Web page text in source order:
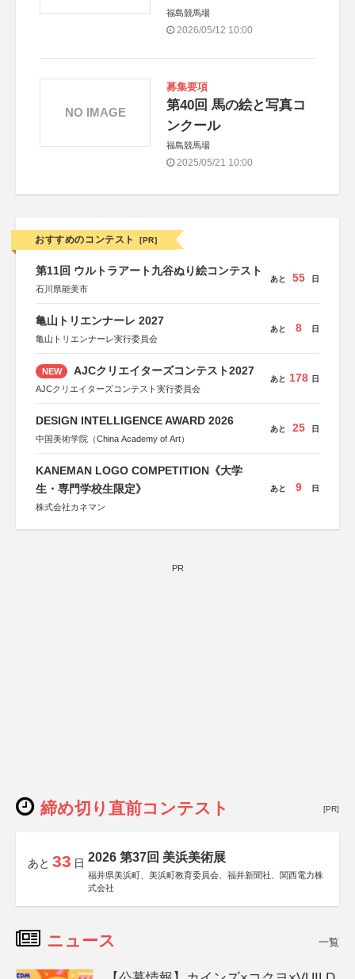
福島競馬場
2026/05/12 10:00
募集要項
第40回 馬の絵と写真コ
ンクール
福島競馬場
2025/05/21 10:00
NO IMAGE
おすすめのコンテスト [PR]
第11回 ウルトラアート九谷ぬり絵コンテスト
石川県能美市
あと 55 日
亀山トリエンナーレ 2027
亀山トリエンナーレ実行委員会
あと 8 日
NEW AJCクリエイターズコンテスト2027
AJCクリエイターズコンテスト実行委員会
あと 178 日
DESIGN INTELLIGENCE AWARD 2026
中国美術学院（China Academy of Art）
あと 25 日
KANEMAN LOGO COMPETITION《大学
生・専門学校生限定》
株式会社カネマン
あと 9 日
PR
締め切り直前コンテスト [PR]
あと 33 日 2026 第37回 美浜美術展
福井県美浜町、美浜町教育委員会、福井新聞社、関西電力株
式会社
ニュース 一覧